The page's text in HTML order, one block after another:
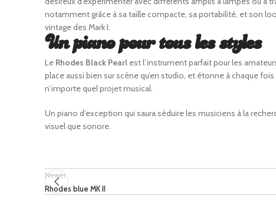
notamment grâce à sa taille compacte, sa portabilité, et son
vintage des Mark I.
Un piano pour tous les styles
Le Rhodes Black Pearl est l’instrument parfait pour les
place aussi bien sur scène qu’en studio, et étonne à chaque
n’importe quel projet musical.
Un piano d’exception qui saura séduire les musiciens à la
visuel que sonore.
Newer
Rhodes blue MK II